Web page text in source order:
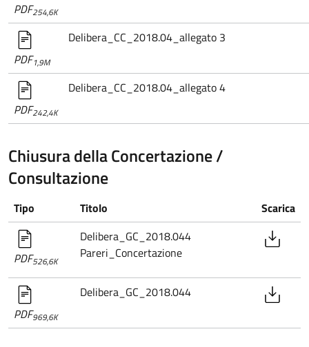
PDF254,6K
PDF1,9M
Delibera_CC_2018.04_allegato 3
PDF242,4K
Delibera_CC_2018.04_allegato 4
Chiusura della Concertazione /
Consultazione
Tipo Titolo Scarica
PDF526,6K
Delibera_GC_2018.044
Pareri_Concertazione
PDF969,6K
Delibera_GC_2018.044